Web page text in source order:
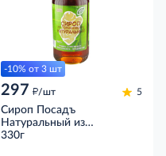
-10% от 3 шт
297 д/шт 5
Сироп Посадъ
Натуральный из
топинамбура без сахара,
330г